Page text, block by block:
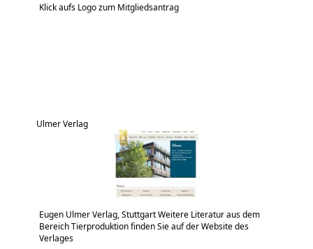
Klick aufs Logo zum Mitgliedsantrag
Ulmer Verlag
Eugen Ulmer Verlag, Stuttgart Weitere Literatur aus dem
Bereich Tierproduktion finden Sie auf der Website des
Verlages